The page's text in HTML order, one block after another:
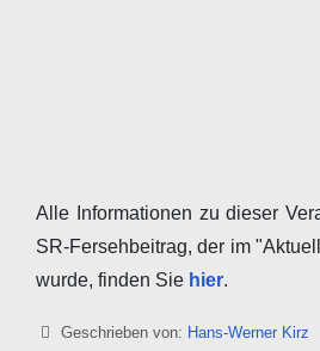
Alle Informationen zu dieser
SR-Fersehbeitrag, der im
wurde, finden Sie hier.
DetailsGeschrieben von: Hans-Werner Kirz